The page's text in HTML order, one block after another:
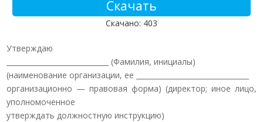
Скачать
Скачано: 403
Утверждаю
_____________________________ (Фамилия, инициалы)
(наименование организации, ее ________________________________
организационно — правовая форма) (директор; иное лицо,
уполномоченное
утверждать должностную инструкцию)